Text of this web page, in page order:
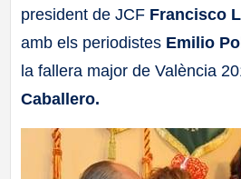
president de JCF Francisco
amb els periodistes Emilio
la fallera major de València
Caballero.